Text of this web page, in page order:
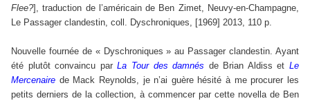
Flee?], traduction de l’américain de Ben Zimet, Neuvy-en-Champagne,
Le Passager clandestin, coll. Dyschroniques, [1969] 2013, 110 p.
Nouvelle fournée de « Dyschroniques » au Passager clandestin. Ayant
été plutôt convaincu parLa Tour des damnés de Brian Aldiss etLe
Mercenaire de Mack Reynolds, je n’ai guère hésité à me procurer les
petits derniers de la collection, à commencer par cette novella de Ben